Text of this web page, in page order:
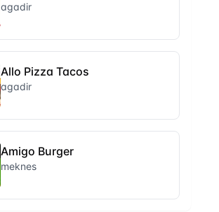
agadir
Allo Pizza Tacos
agadir
Amigo Burger
meknes